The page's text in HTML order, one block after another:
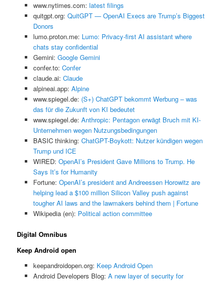
www.nytimes.com: latest filings
quitgpt.org: QuitGPT — OpenAI Execs are Trump’s Biggest
Donors
lumo.proton.me: Lumo: Privacy-first AI assistant where
chats stay confidential
Gemini: ‎Google Gemini
confer.to: Confer
claude.ai: Claude
alpineai.app: Alpine
www.spiegel.de: (S+) ChatGPT bekommt Werbung – was
das für die Zukunft von KI bedeutet
www.spiegel.de: Anthropic: Pentagon erwägt Bruch mit KI-
Unternehmen wegen Nutzungsbedingungen
BASIC thinking: ChatGPT-Boykott: Nutzer kündigen wegen
Trump und ICE
WIRED: OpenAI’s President Gave Millions to Trump. He
Says It’s for Humanity
Fortune: OpenAI’s president and Andreessen Horowitz are
helping lead a $100 million Silicon Valley push against
tougher AI laws and the lawmakers behind them | Fortune
Wikipedia (en): Political action committee
Digital Omnibus
Keep Android open
keepandroidopen.org: Keep Android Open
Android Developers Blog: A new layer of security for